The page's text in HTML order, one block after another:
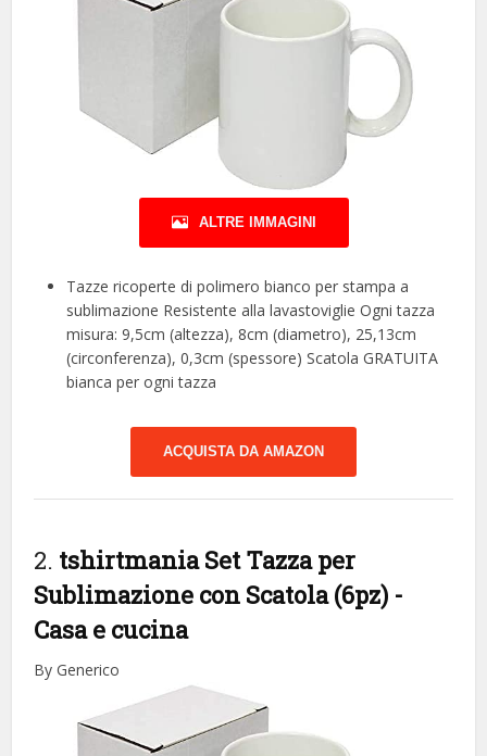
ALTRE IMMAGINI
Tazze ricoperte di polimero bianco per stampa a
sublimazione Resistente alla lavastoviglie Ogni tazza
misura: 9,5cm (altezza), 8cm (diametro), 25,13cm
(circonferenza), 0,3cm (spessore) Scatola GRATUITA
bianca per ogni tazza
ACQUISTA DA AMAZON
2. tshirtmania Set Tazza per
Sublimazione con Scatola (6pz) -
Casa e cucina
By Generico